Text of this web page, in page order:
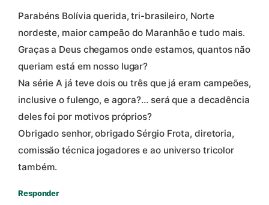
Parabéns Bolívia querida, tri-brasileiro, Norte
nordeste, maior campeão do Maranhão e tudo mais.
Graças a Deus chegamos onde estamos, quantos não
queriam está em nosso lugar?
Na série A já teve dois ou três que já eram campeões,
inclusive o fulengo, e agora?… será que a decadência
deles foi por motivos próprios?
Obrigado senhor, obrigado Sérgio Frota, diretoria,
comissão técnica jogadores e ao universo tricolor
também.
Responder